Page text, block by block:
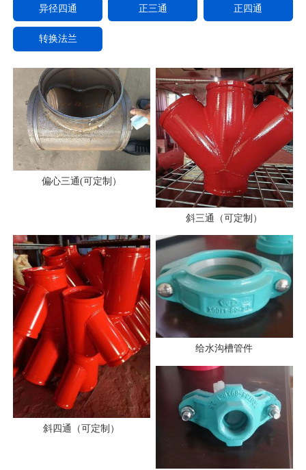
异径四通 正三通 正四通
转换法兰
偏心三通(可定制）
斜三通（可定制）
斜四通（可定制）
给水沟槽管件